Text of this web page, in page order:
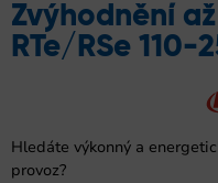
Zvýhodnění
RTe/RSe 110-
Hledáte výkonný a
provoz?